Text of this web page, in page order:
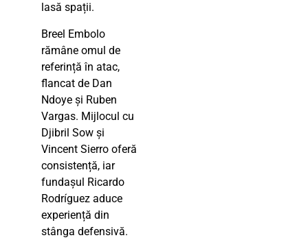
lasă spații.
Breel Embolo
rămâne omul de
referință în atac,
flancat de Dan
Ndoye și Ruben
Vargas. Mijlocul cu
Djibril Sow și
Vincent Sierro oferă
consistență, iar
fundașul Ricardo
Rodríguez aduce
experiență din
stânga defensivă.